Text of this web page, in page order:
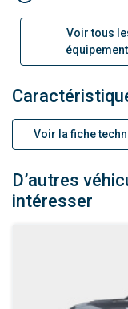
Voir tous
Voir la fiche
D’autres
intéresser